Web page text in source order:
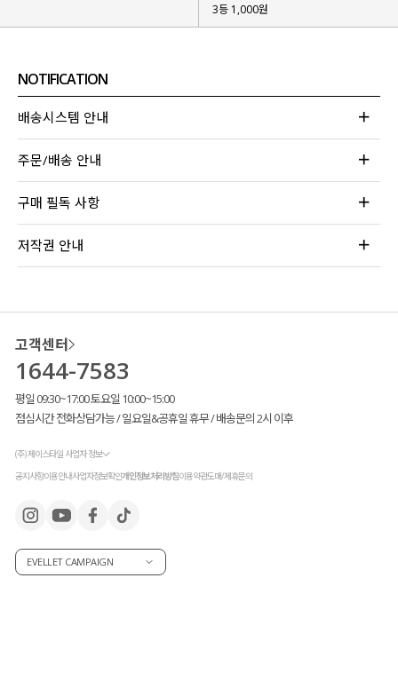
3등 1,000원
NOTIFICATION
배송시스템 안내
주문/배송 안내
구매 필독 사항
저작권 안내
고객센터
1644-7583
평일 09:30~17:00 토요일 10:00~15:00
점심시간 전화상담가능 / 일요일&공휴일 휴무 / 배송문의 2시 이후
(주) 제이스타일 사업자 정보
공지사항이용안내사업자정보확인개인정보처리방침이용약관도매/제휴문의
EVELLET CAMPAIGN